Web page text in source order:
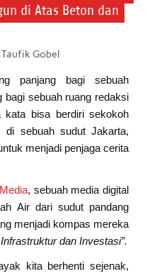
di Atas Beton dan
Gobel
panjang bagi sebuah
bagi sebuah ruang redaksi
kata bisa berdiri sekokoh
di sebuah sudut Jakarta,
menjadi penjaga cerita
, sebuah media digital
Air dari sudut pandang
menjadi kompas mereka
dan Investasi”.
kita berhenti sejenak,